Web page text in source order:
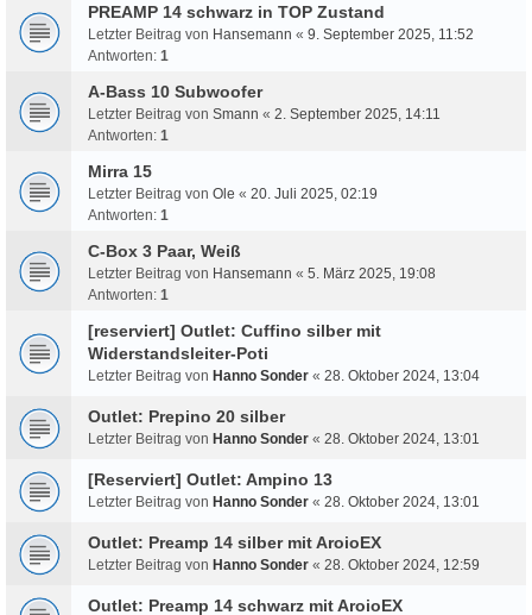
PREAMP 14 schwarz in TOP Zustand
Letzter Beitrag von Hansemann « 9. September 2025, 11:52
Antworten: 1
A-Bass 10 Subwoofer
Letzter Beitrag von Smann « 2. September 2025, 14:11
Antworten: 1
Mirra 15
Letzter Beitrag von Ole « 20. Juli 2025, 02:19
Antworten: 1
C-Box 3 Paar, Weiß
Letzter Beitrag von Hansemann « 5. März 2025, 19:08
Antworten: 1
[reserviert] Outlet: Cuffino silber mit
Widerstandsleiter-Poti
Letzter Beitrag von Hanno Sonder « 28. Oktober 2024, 13:04
Outlet: Prepino 20 silber
Letzter Beitrag von Hanno Sonder « 28. Oktober 2024, 13:01
[Reserviert] Outlet: Ampino 13
Letzter Beitrag von Hanno Sonder « 28. Oktober 2024, 13:01
Outlet: Preamp 14 silber mit AroioEX
Letzter Beitrag von Hanno Sonder « 28. Oktober 2024, 12:59
Outlet: Preamp 14 schwarz mit AroioEX